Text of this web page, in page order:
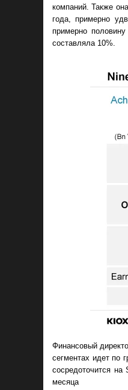
компаний. Также
года, примерно
примерно
составляла 10​%.
Финансовый
сегментах идет по
сосредоточится
месяца